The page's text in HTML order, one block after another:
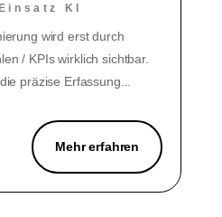
KI
wird erst durch
/ KPIs wirklich sichtbar.
präzise Erfassung...
Mehr erfahren